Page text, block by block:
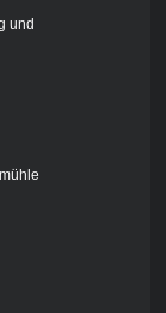
und